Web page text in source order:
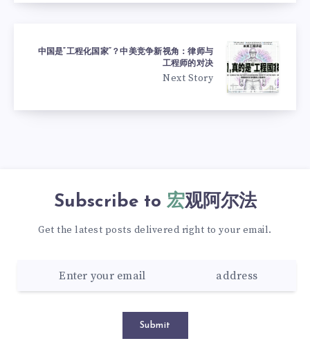
中国是“工程化国家”？中美竞争新视角：律师与
工程师的对决
Next Story
Subscribe to 宏观阿尔法
Get the latest posts delivered right to your email.
Submit